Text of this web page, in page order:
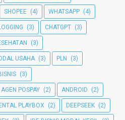
SHOPEE (4) WHATSAPP (4)
(3) CHATGPT (3)
(3)
USAHA (3) PLN (3)
(3)
AGEN POSPAY (2) ANDROID (2)
PLAYBOX (2) DEEPSEEK (2)